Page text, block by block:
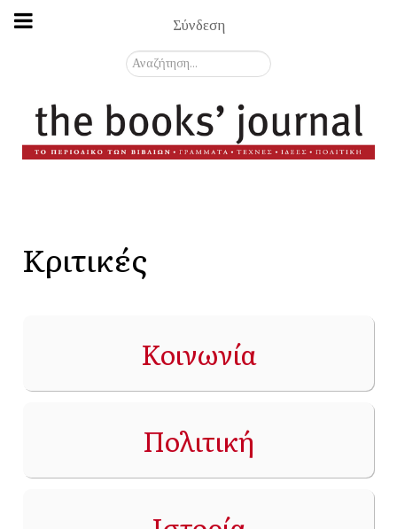
Σύνδεση
Αναζήτηση...
Κριτικές
Κοινωνία
Πολιτική